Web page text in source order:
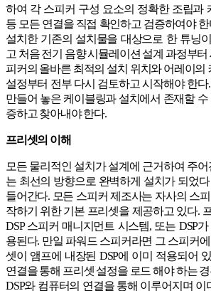
하여 각 스피커 구성 요소의 정확한 조립과
등 모든 연결을 직접 확인하고 검증하여야 한
설치한 기존의 설치물을 대상으로 한 튜닝
고 처음 전기 음향 시뮬레이션 설계 과정부
피커의 올바른 최적의 설치 위치와 어레이의
설정부터 전부 다시 검토하고 시작해야 한
만들어 놓은 케이블링과 설치에서 존재할
증하고 찾아내야 한다.
프리셋의 이해
모든 물리적인 설치가 설계에 근거하여 주
는 최선의 방향으로 완벽하게 설치가 되었
들어간다. 모든 스피커 제조사는 자사의 스
작하기 위한 기본 프리셋을 제공하고 있다.
DSP 스피커 매니지먼트 시스템, 또는 DSP
용된다. 만일 파워드 스피커라면 그 스피커
셋이 앰프에 내장된 DSP에 이미 적용되어
연결을 통해 프리셋 설정을 로드 해야 하는
DSP와 컴퓨터의 연결을 통해 이루어지며 이